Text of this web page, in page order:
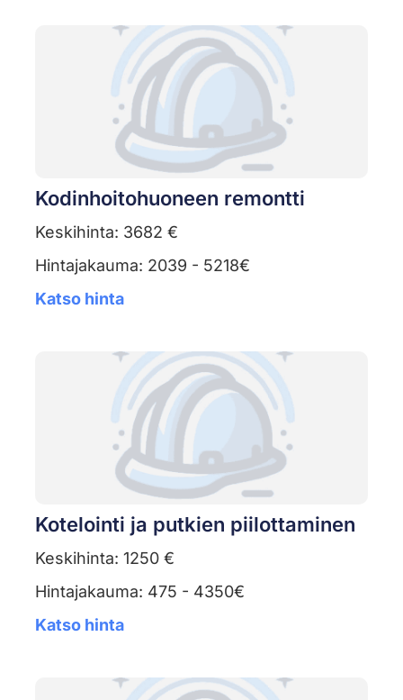
Kodinhoitohuoneen remontti
Keskihinta: 3682 €
Hintajakauma: 2039 - 5218€
Katso hinta
Kotelointi ja putkien piilottaminen
Keskihinta: 1250 €
Hintajakauma: 475 - 4350€
Katso hinta